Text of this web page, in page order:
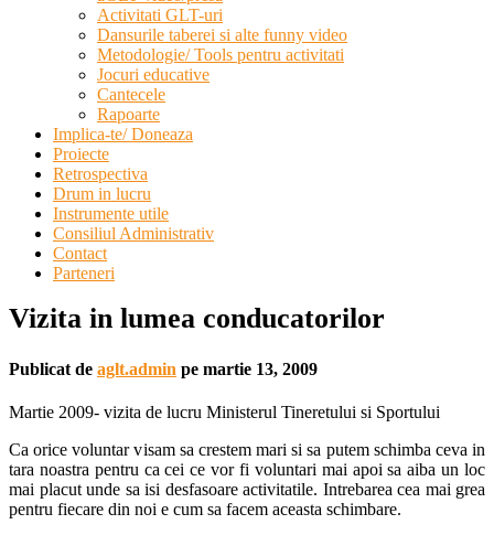
Activitati GLT-uri
Dansurile taberei si alte funny video
Metodologie/ Tools pentru activitati
Jocuri educative
Cantecele
Rapoarte
Implica-te/ Doneaza
Proiecte
Retrospectiva
Drum in lucru
Instrumente utile
Consiliul Administrativ
Contact
Parteneri
Vizita in lumea conducatorilor
Publicat de aglt.admin pe martie 13, 2009
Martie 2009- vizita de lucru Ministerul Tineretului si Sportului
Ca orice voluntar visam sa crestem mari si sa putem schimba ceva in
tara noastra pentru ca cei ce vor fi voluntari mai apoi sa aiba un loc
mai placut unde sa isi desfasoare activitatile. Intrebarea cea mai grea
pentru fiecare din noi e cum sa facem aceasta schimbare.